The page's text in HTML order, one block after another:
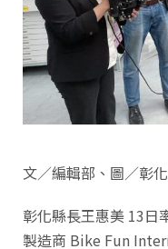
文／編輯部、圖／彰
彰化縣長王惠美 13日
製造商 Bike Fun